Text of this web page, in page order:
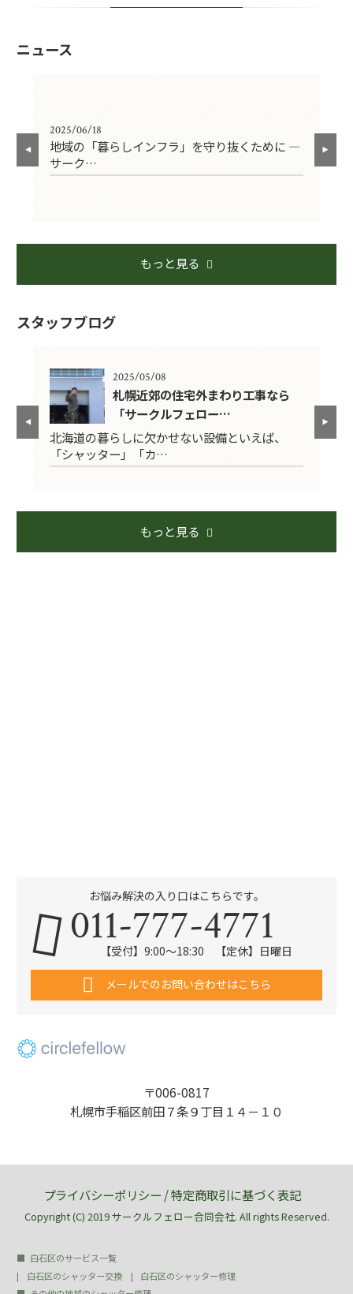
ニュース
2025/06/18
地域の「暮らしインフラ」を守り抜くために ―
サーク…
もっと見る
スタッフブログ
2025/05/08
札幌近郊の住宅外まわり工事なら
「サークルフェロー…
北海道の暮らしに欠かせない設備といえば、
「シャッター」「カ…
もっと見る
〒006-0817
札幌市手稲区前田７条９丁目１４－１０
お悩み解決の入り口はこちらです。
011-777-4771
【受付】9:00～18:30 【定休】日曜日
メールでのお問い合わせはこちら
プライバシーポリシー /特定商取引に基づく表記
Copyright (C) 2019 サークルフェロー合同会社. All rights Reserved.
白石区のサービス一覧
白石区のシャッター交換
白石区のシャッター修理